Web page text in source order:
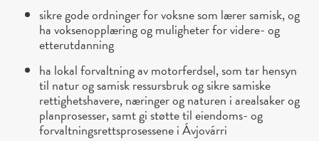
sikre gode ordninger for voksne som lærer samisk, og
ha voksenopplæring og muligheter for videre- og
etterutdanning
ha lokal forvaltning av motorferdsel, som tar hensyn
til natur og samisk ressursbruk og sikre samiske
rettighetshavere, næringer og naturen i arealsaker og
planprosesser, samt gi støtte til eiendoms- og
forvaltningsrettsprosessene i Ávjovárri